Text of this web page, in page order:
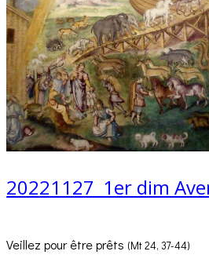
20221127_1er dim
Veillez pour être prêts (Mt 24, 37-44)